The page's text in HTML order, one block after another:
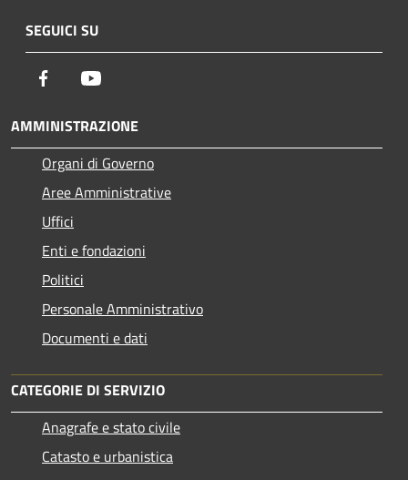
SEGUICI SU
Facebook
AMMINISTRAZIONE
Organi di Governo
Aree Amministrative
Uffici
Enti e fondazioni
Politici
Personale Amministrativo
Documenti e dati
CATEGORIE DI SERVIZIO
Anagrafe e stato civile
Catasto e urbanistica